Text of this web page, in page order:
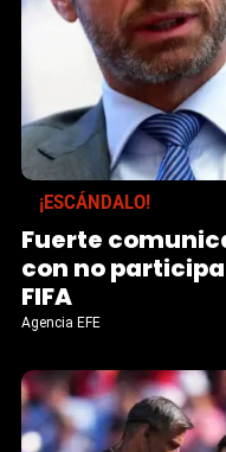
¡ESCÁNDALO!
Fuerte
con no
FIFA
Agencia EFE